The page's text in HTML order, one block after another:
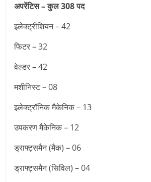
अपरेंटिस – कुल 308 पद
इलेक्ट्रीशियन – 42
फिटर – 32
वेल्डर – 42
मशीनिस्ट – 08
इलेक्ट्रॉनिक मैकेनिक – 13
उपकरण मैकेनिक – 12
ड्राफ्ट्समैन (मैक) – 06
ड्राफ्ट्समैन (सिविल) – 04